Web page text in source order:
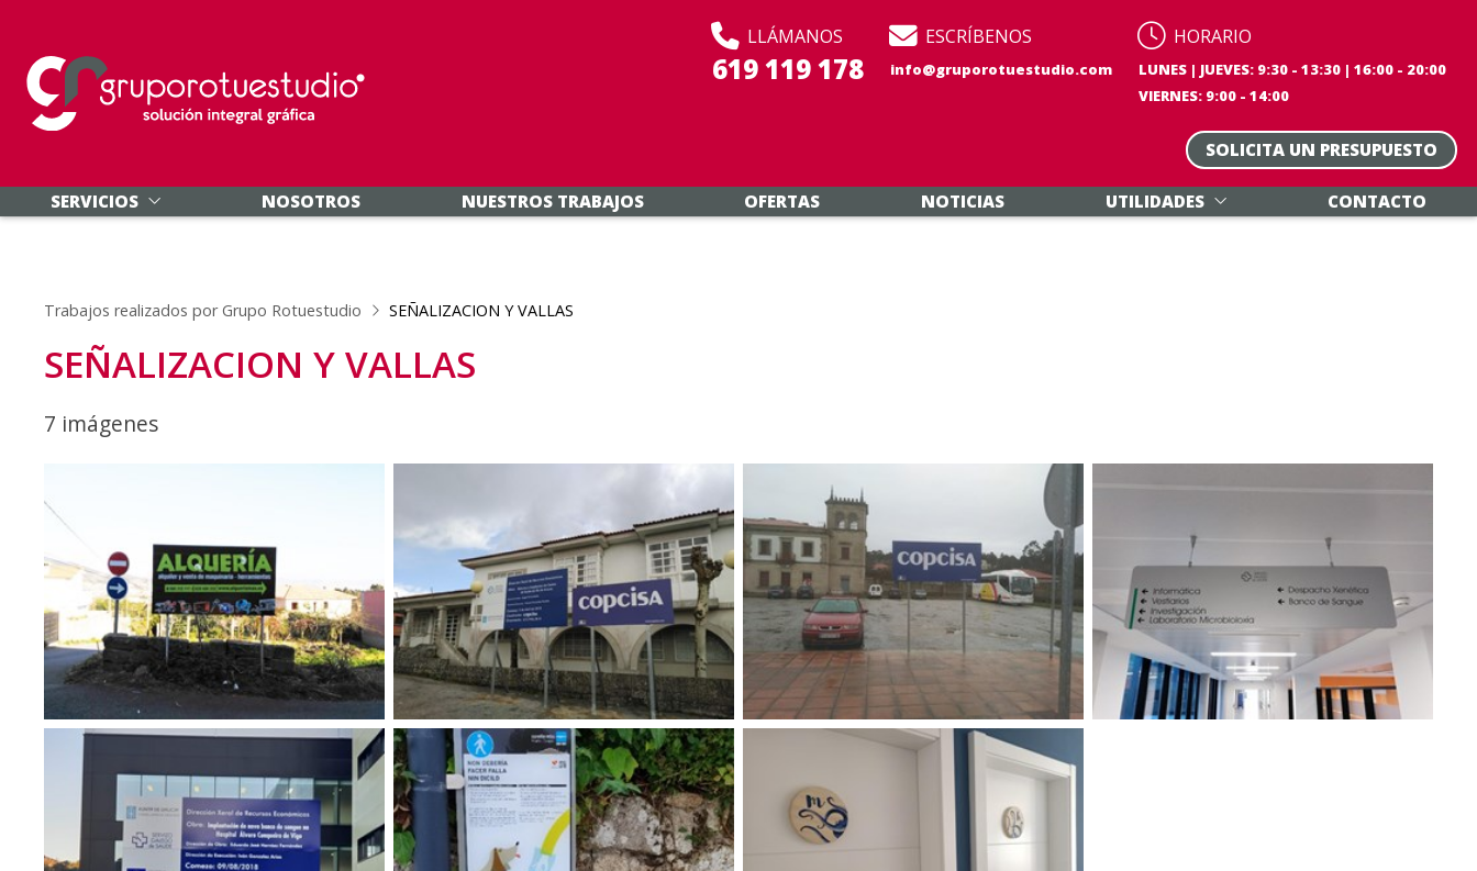
SOLICITA UN PRESUPUESTO
LLÁMANOS
619 119 178
ESCRÍBENOS
info@gruporotuestudio.com
HORARIO
LUNES | JUEVES: 9:30 - 13:30 | 16:00 - 20:00
VIERNES: 9:00 - 14:00
SERVICIOS NOSOTROS NUESTROS TRABAJOS OFERTAS NOTICIAS UTILIDADES CONTACTO
Trabajos realizados por Grupo Rotuestudio SEÑALIZACION Y VALLAS
SEÑALIZACION Y VALLAS
7 imágenes